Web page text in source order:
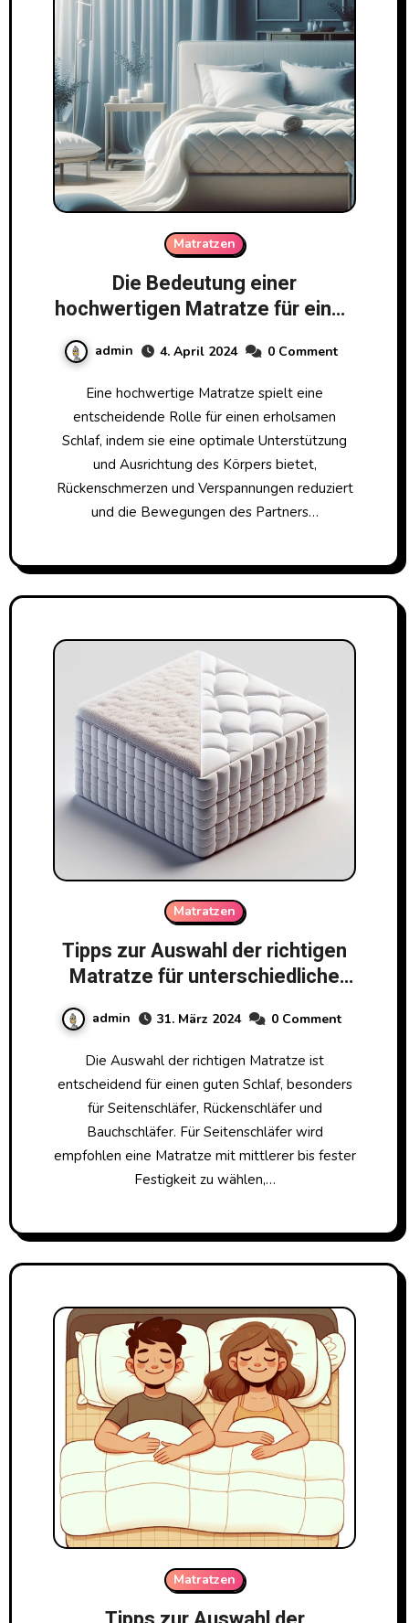
Matratzen
Die Bedeutung einer
hochwertigen Matratze für einen
admin 4. April 2024 0 Comment
Eine hochwertige Matratze spielt eine
entscheidende Rolle für einen erholsamen
Schlaf, indem sie eine optimale Unterstützung
und Ausrichtung des Körpers bietet,
Rückenschmerzen und Verspannungen reduziert
und die Bewegungen des Partners…
Matratzen
Tipps zur Auswahl der richtigen
Matratze für unterschiedliche
admin 31. März 2024 0 Comment
Die Auswahl der richtigen Matratze ist
entscheidend für einen guten Schlaf, besonders
für Seitenschläfer, Rückenschläfer und
Bauchschläfer. Für Seitenschläfer wird
empfohlen eine Matratze mit mittlerer bis fester
Festigkeit zu wählen,…
Matratzen